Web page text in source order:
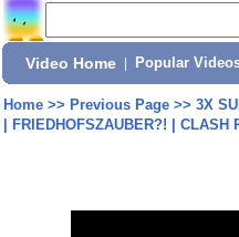
Video Home Popular
Home>> Previous Page>> 3X
| FRIEDHOFSZAUBER?! | CLASH